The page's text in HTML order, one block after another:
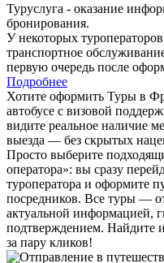
Туруслуга - оказание
бронирования.
У некоторых
транспортное
первую очередь после
Подробнее
Хотите оформить Туры в
автобусе с визовой
видите реальное наличие
выезда — без скрытых
Просто выберите
оператора»: вы сразу
туроператора и оформите
посредников. Все туры —
актуальной информацией,
подтверждением. Найдите
за пару кликов!